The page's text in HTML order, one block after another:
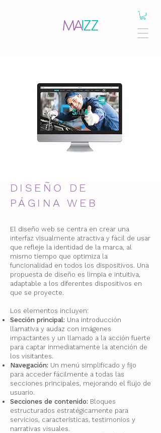
DISEÑO DE
PÁGINA WEB
El diseño web se centra en crear una
interfaz visualmente atractiva y fácil de usar
que refleje la identidad de la marca, al
mismo tiempo que optimiza la
funcionalidad en todos los dispositivos. Una
propuesta de diseño es limpia e intuitiva,
adaptable a los diferentes dispositivos en
que se proyecte.
Los elementos incluyen:
Sección principal: Una introducción
llamativa y audaz con imágenes
impactantes y un llamado a la acción fuerte
para captar inmediatamente la atención de
los visitantes.
Navegación: Un menú simplificado y fijo
para acceder fácilmente a todas las
secciones principales, mejorando el flujo de
usuario.
Secciones de contenido: Bloques
estructurados estratégicamente para
servicios, características, testimonios y
narrativas visuales.